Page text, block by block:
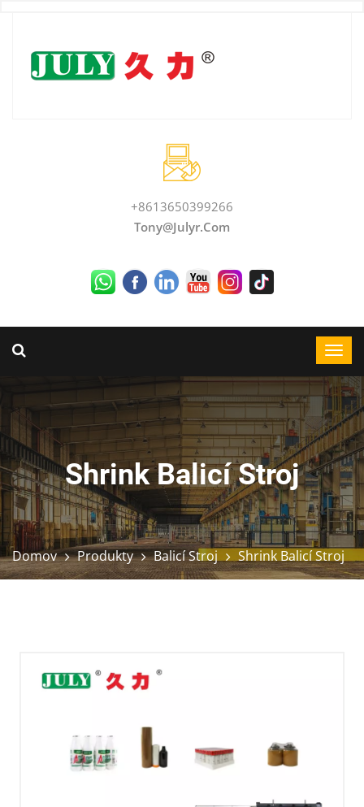
+8613650399266
Tony@julyr.com
Shrink Balicí Stroj
Domov Produkty Balicí Stroj Shrink Balicí Stroj